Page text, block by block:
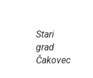
Stari
grad
Čakovec